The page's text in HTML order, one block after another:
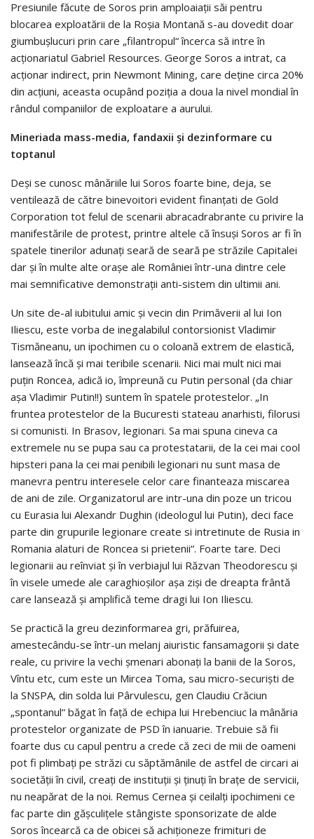
Presiunile făcute de Soros prin amploaiații săi pentru
blocarea exploatării de la Roșia Montană s-au dovedit doar
giumbușlucuri prin care „filantropul“ încerca să intre în
acționariatul Gabriel Resources. George Soros a intrat, ca
acționar indirect, prin Newmont Mining, care deține circa 20%
din acțiuni, aceasta ocupând poziția a doua la nivel mondial în
rândul companiilor de exploatare a aurului.
Mineriada mass-media, fandaxii și dezinformare cu
toptanul
Deși se cunosc mânăriile lui Soros foarte bine, deja, se
ventilează de către binevoitori evident finanțati de Gold
Corporation tot felul de scenarii abracadrabrante cu privire la
manifestările de protest, printre altele că însuși Soros ar fi în
spatele tinerilor adunați seară de seară pe străzile Capitalei
dar și în multe alte orașe ale României într-una dintre cele
mai semnificative demonstrații anti-sistem din ultimii ani.
Un site de-al iubitului amic și vecin din Primăverii al lui Ion
Iliescu, este vorba de inega­labilul contorsionist Vladimir
Tismăneanu, un ipochimen cu o coloană extrem de elastică,
lansează încă și mai teribile scenarii. Nici mai mult nici mai
puțin Roncea, adică io, împreună cu Putin personal (da chiar
așa Vladimir Putin!!) suntem în spatele protestelor. „In
fruntea protestelor de la Bucuresti stateau anarhisti, filorusi
si comunisti. In Brasov, legionari. Sa mai spuna cineva ca
extremele nu se pupa sau ca protestatarii, de la cei mai cool
hipsteri pana la cei mai penibili legionari nu sunt masa de
manevra pentru interesele celor care finanteaza miscarea
de ani de zile. Organizatorul are intr-una din poze un tricou
cu Eurasia lui Alexandr Dughin (ideologul lui Putin), deci face
parte din grupurile legionare create si intretinute de Rusia in
Romania alaturi de Roncea si prietenii“. Foarte tare. Deci
legionarii au reînviat și în verbiajul lui Răzvan Theodorescu și
în visele umede ale caraghioșilor așa ziși de dreapta frântă
care lansează și amplifică teme dragi lui Ion Iliescu.
Se practică la greu dezinformarea gri, prăfuirea,
amestecându-se într-un melanj aiuristic fansamagorii și date
reale, cu privire la vechi șmenari abonați la banii de la Soros,
Vîntu etc, cum este un Mircea Toma, sau micro-securiști de
la SNSPA, din solda lui Pârvulescu, gen Claudiu Crăciun
„spontanul“ băgat în față de echipa lui Hrebenciuc la mânăria
protestelor organizate de PSD în ianuarie. Trebuie să fii
foarte dus cu capul pentru a crede că zeci de mii de oameni
pot fi plimbați pe străzi cu săptămânile de astfel de circari ai
societății în civil, creați de instituții și ținuți în brațe de servicii,
nu neapărat de la noi. Remus Cernea și ceilalți ipochimeni ce
fac parte din gășculițele stângiste sponsorizate de alde
Soros încearcă ca de obicei să achiționeze frimituri de